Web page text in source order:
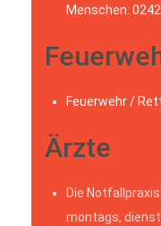
Menschen:
Feuerwehr /
Ärzte
Die
montags,